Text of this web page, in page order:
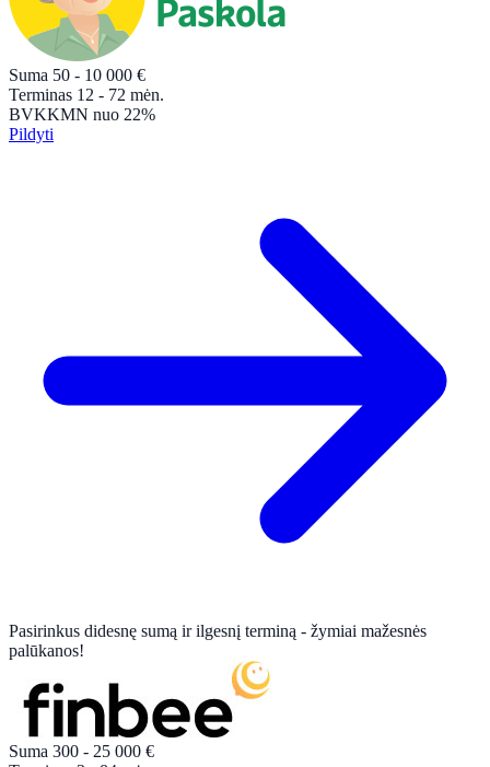
Suma 50 - 10 000 €
Terminas 12 - 72 mėn.
BVKKMN nuo 22%
Pildyti
Pasirinkus didesnę sumą ir ilgesnį terminą - žymiai mažesnės
palūkanos!
Suma 300 - 25 000 €